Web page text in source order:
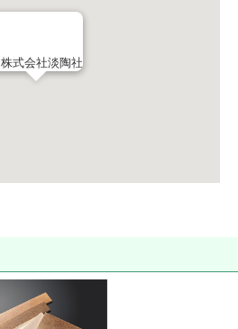
株式会社淡陶社